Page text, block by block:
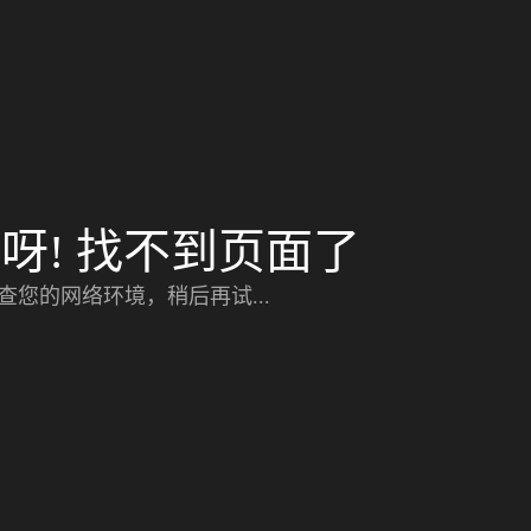
! 找不到页面了
您的网络环境，稍后再试...